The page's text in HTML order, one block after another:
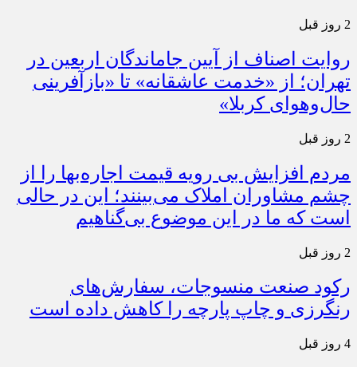
2 روز قبل
روایت اصناف از آیین جاماندگان اربعین در
تهران؛ از «خدمت عاشقانه» تا «بازآفرینی
حال‌وهوای کربلا»
2 روز قبل
مردم افزایش بی رویه قیمت اجاره‌بها را از
چشم مشاوران املاک می‌بینند؛ این در حالی
است که ما در این موضوع بی‌گناهیم
2 روز قبل
رکود صنعت منسوجات، سفارش‌های
رنگرزی و چاپ پارچه را کاهش داده است
4 روز قبل